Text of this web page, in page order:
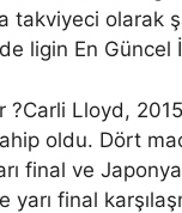
takviyeci olarak
ligin En Güncel
Carli Lloyd,
oldu. Dört
final ve
yarı final